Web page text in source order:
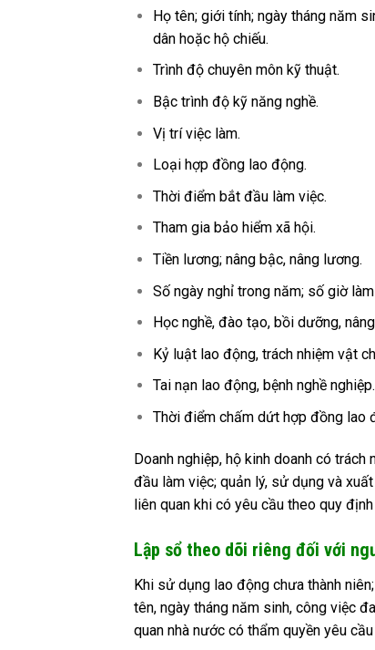
Họ tên; giới tính; ngày tháng năm
dân hoặc hộ chiếu.
Trình độ chuyên môn kỹ thuật.
Bậc trình độ kỹ năng nghề.
Vị trí việc làm.
Loại hợp đồng lao động.
Thời điểm bắt đầu làm việc.
Tham gia bảo hiểm xã hội.
Tiền lương; nâng bậc, nâng lương.
Số ngày nghỉ trong năm; số giờ
Học nghề, đào tạo, bồi dưỡng,
Kỷ luật lao động, trách nhiệm vật
Tai nạn lao động, bệnh nghề nghiệp.
Thời điểm chấm dứt hợp đồng lao
Doanh nghiệp, hộ kinh doanh có
đầu làm việc; quản lý, sử dụng và
liên quan khi có yêu cầu theo quy
Lập sổ theo dõi riêng đối với
Khi sử dụng lao động chưa thành
tên, ngày tháng năm sinh, công việc
quan nhà nước có thẩm quyền yêu